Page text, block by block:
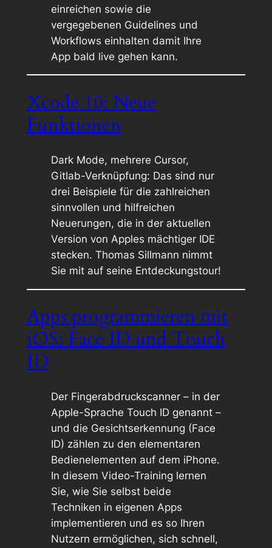
einreichen sowie die
vergegebenen Guidelines und
Workflows einhalten damit Ihre
App bald live gehen kann.
Xcode 10: Neue
Funktionen
Dark Mode, mehrere Cursor,
Gitlab-Verknüpfung: Das sind nur
drei Beispiele für die zahlreichen
sinnvollen und hilfreichen
Neuerungen, die in der aktuellen
Version von Apples mächtiger IDE
stecken. Thomas Sillmann nimmt
Sie mit auf seine Entdeckungstour!
Apps programmieren mit
iOS: Face ID und Touch
ID
Der Fingerabdruckscanner – in der
Apple-Sprache Touch ID genannt –
und die Gesichtserkennung (Face
ID) zählen zu den elementaren
Bedienelementen auf dem iPhone.
In diesem Video-Training lernen
Sie, wie Sie selbst beide
Techniken in eigenen Apps
implementieren und es so Ihren
Nutzern ermöglichen, sich schnell,